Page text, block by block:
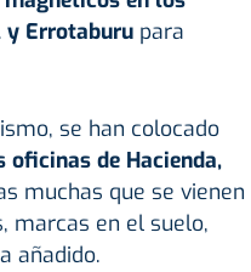
y Errotaburu para
se han colocado
de Hacienda,
muchas que se vienen
marcas en el suelo,
añadido.